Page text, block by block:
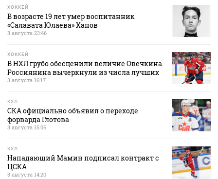
ХОККЕЙ
В возрасте 19 лет умер воспитанник
«Салавата Юлаева» Ханов
3 августа 23:46
ХОККЕЙ
В НХЛ грубо обесценили величие Овечкина.
Россиянина вычеркнули из числа лучших
3 августа 16:17
КХЛ
СКА официально объявил о переходе
форварда Глотова
3 августа 15:06
КХЛ
Нападающий Мамин подписал контракт с
ЦСКА
3 августа 14:20